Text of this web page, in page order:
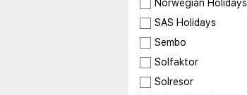
Norwegian Holidays
SAS Holidays
Sembo
Solfaktor
Solresor